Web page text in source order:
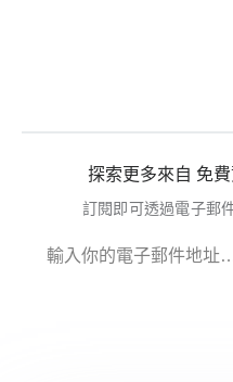
探索更多來自 免
訂閱即可透過電子郵